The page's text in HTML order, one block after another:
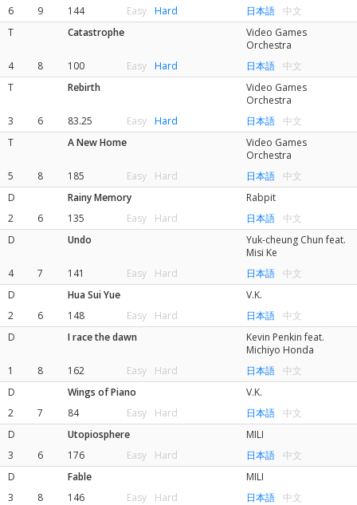
6
9 144 Easy Hard 日本語
中文
T
Catastrophe
Video Games
Orchestra
4
8 100 Easy Hard 日本語
中文
T
Rebirth
Video Games
Orchestra
3
6 83.25 Easy Hard 日本語
中文
T
A New Home
Video Games
Orchestra
5
8 185 Easy Hard 日本語
中文
D
Rainy Memory
Rabpit
2
6 135 Easy Hard 日本語
中文
D
Undo
Yuk-cheung Chun feat.
Misi Ke
4
7 141 Easy Hard 日本語
中文
D
Hua Sui Yue
V.K.
2
6 148 Easy Hard 日本語
中文
D
I race the dawn
Kevin Penkin feat.
Michiyo Honda
1
8 162 Easy Hard 日本語
中文
D
Wings of Piano
V.K.
2
7 84 Easy Hard 日本語
中文
D
Utopiosphere
MILI
3
6 176 Easy Hard 日本語
中文
D
Fable
MILI
3
8 146 Easy Hard 日本語
中文